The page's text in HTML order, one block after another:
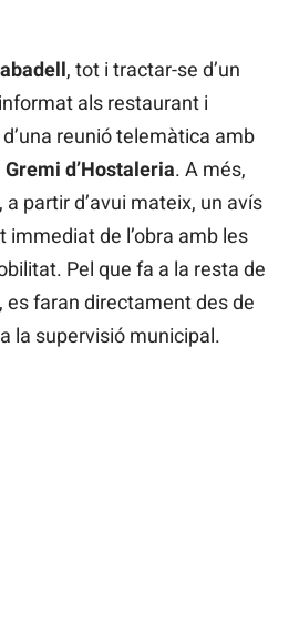
, tot i tractar-se d’un
als restaurant i
reunió telemàtica amb
Gremi d’Hostaleria. A més,
partir d’avui mateix, un avís
immediat de l’obra amb les
Pel que fa a la resta de
es faran directament des de
la supervisió municipal.